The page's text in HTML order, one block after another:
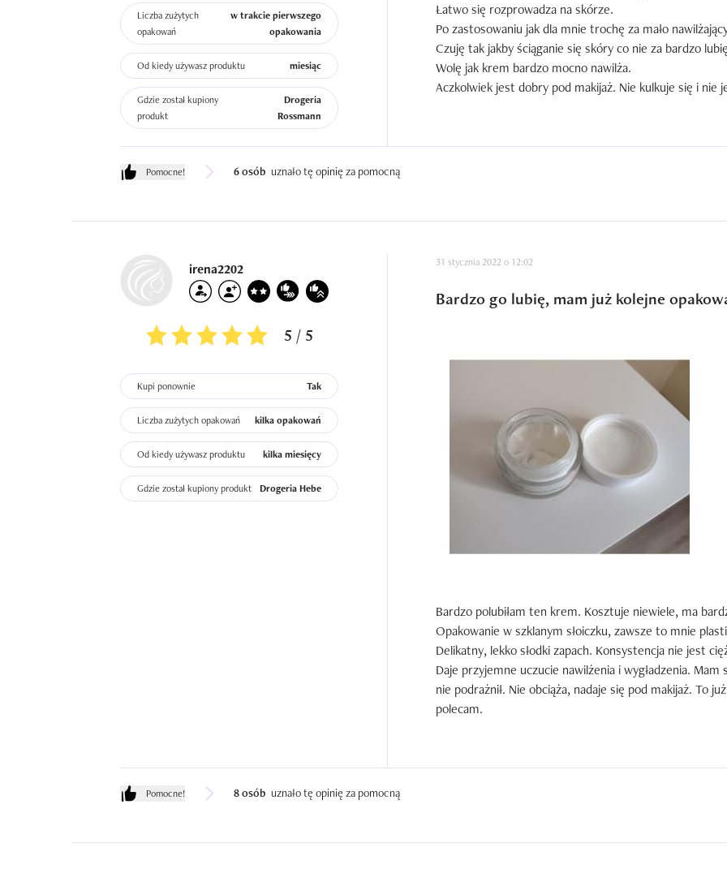
Liczba zużytych
opakowań
w trakcie pierwszego
opakowania
Od kiedy używasz produktu miesiąc
Gdzie został kupiony
produkt
Drogeria
Rossmann
Łatwo się rozprowadza na skórze.
Po zastosowaniu jak dla mnie trochę za mało
Czuję tak jakby ściąganie się skóry co nie za bardzo
Wolę jak krem bardzo mocno nawilża.
Aczkolwiek jest dobry pod makijaż. Nie kulkuje się i nie
Estetyczne opakowanie. Szklany pojemniczek.
Pomocne! 6 osób uznało tę opinię za pomocną
irena2202
5 / 5
Kupi ponownie Tak
Liczba zużytych opakowań kilka opakowań
Od kiedy używasz produktu kilka miesięcy
Gdzie został kupiony produkt Drogeria Hebe
31 stycznia 2022 o 12:02
Bardzo go lubię, mam już kolejne
Bardzo polubiłam ten krem. Kosztuje niewiele, ma
Opakowanie w szklanym słoiczku, zawsze to mnie
Delikatny, lekko słodki zapach. Konsystencja nie jest
Daje przyjemne uczucie nawilżenia i wygładzenia.
nie podrażnił. Nie obciąża, nadaje się pod makijaż. To
polecam.
Pomocne! 8 osób uznało tę opinię za pomocną